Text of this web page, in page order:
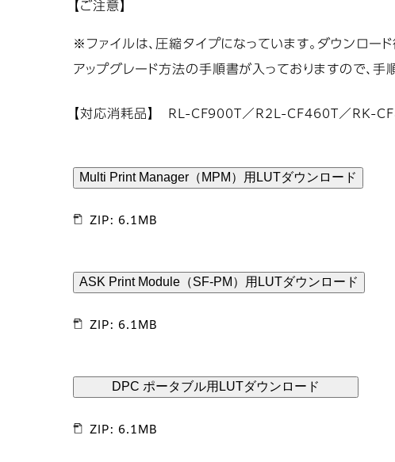
【ご注意】
※ファイルは、圧縮タイプになっています。ダウンロー
アップグレード方法の手順書が入っておりますので、
【対応消耗品】 RL-CF900T／R2L-CF460T／
Multi Print Manager（MPM）用LUTダウンロード
ZIP: 6.1MB
ASK Print Module（SF-PM）用LUTダウンロード
ZIP: 6.1MB
DPC ポータブル用LUTダウンロード
ZIP: 6.1MB